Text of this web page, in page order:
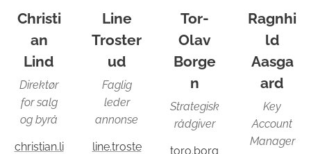
Christi
an
Lind
Direktør
for salg
og byrå
christian.li
Line
Troster
ud
Faglig
leder
annonse
line.troste
Tor-
Olav
Borge
n
Strategisk
rådgiver
toro.borg
Ragnhi
ld
Aasga
ard
Key
Account
Manager